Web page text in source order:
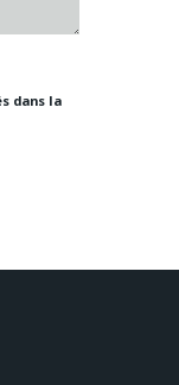
dans la